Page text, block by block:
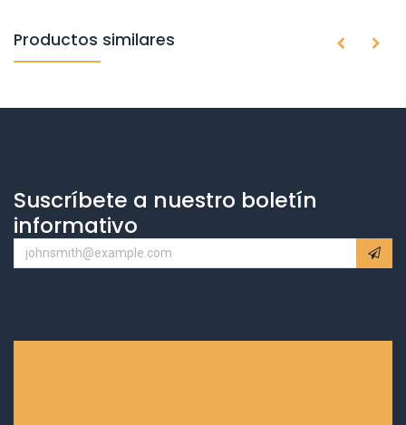
Productos similares
Suscríbete a nuestro boletín
informativo